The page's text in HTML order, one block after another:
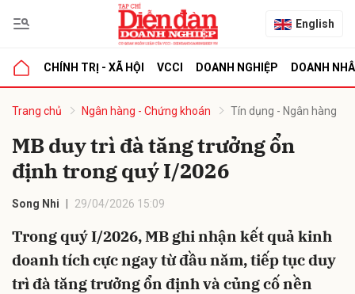
English
CHÍNH TRỊ - XÃ HỘI VCCI DOANH NGHIỆP DOANH
Trang chủ Ngân hàng - Chứng khoán Tín dụng - Ngân hàng
MB duy trì đà tăng trưởng ổn
định trong quý I/2026
Song Nhi 29/04/2026 15:09
Trong quý I/2026, MB ghi nhận kết quả kinh
doanh tích cực ngay từ đầu năm, tiếp tục duy
trì đà tăng trưởng ổn định và củng cố nền
luận
Hủy